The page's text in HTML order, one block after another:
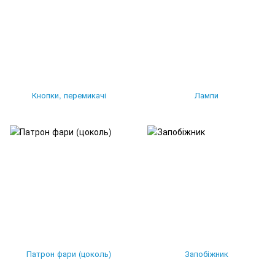
Кнопки, перемикачі Лампи
Патрон фари (цоколь) Запобіжник